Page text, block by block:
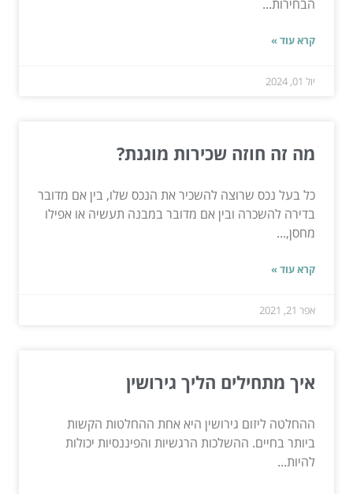
הבחירות...
קרא עוד »
יול 01, 2024
מה זה חוזה שכירות מוגנת?
כל בעל נכס שרוצה להשכיר את הנכס שלו, בין אם מדובר
בדירה להשכרה ובין אם מדובר במבנה תעשיה או אפילו
מחסן,...
קרא עוד »
אפר 21, 2021
איך מתחילים הליך גירושין
ההחלטה ליזום גירושין היא אחת ההחלטות הקשות
ביותר בחיים. ההשלכות הרגשיות והפיננסיות יכולות
להיות...